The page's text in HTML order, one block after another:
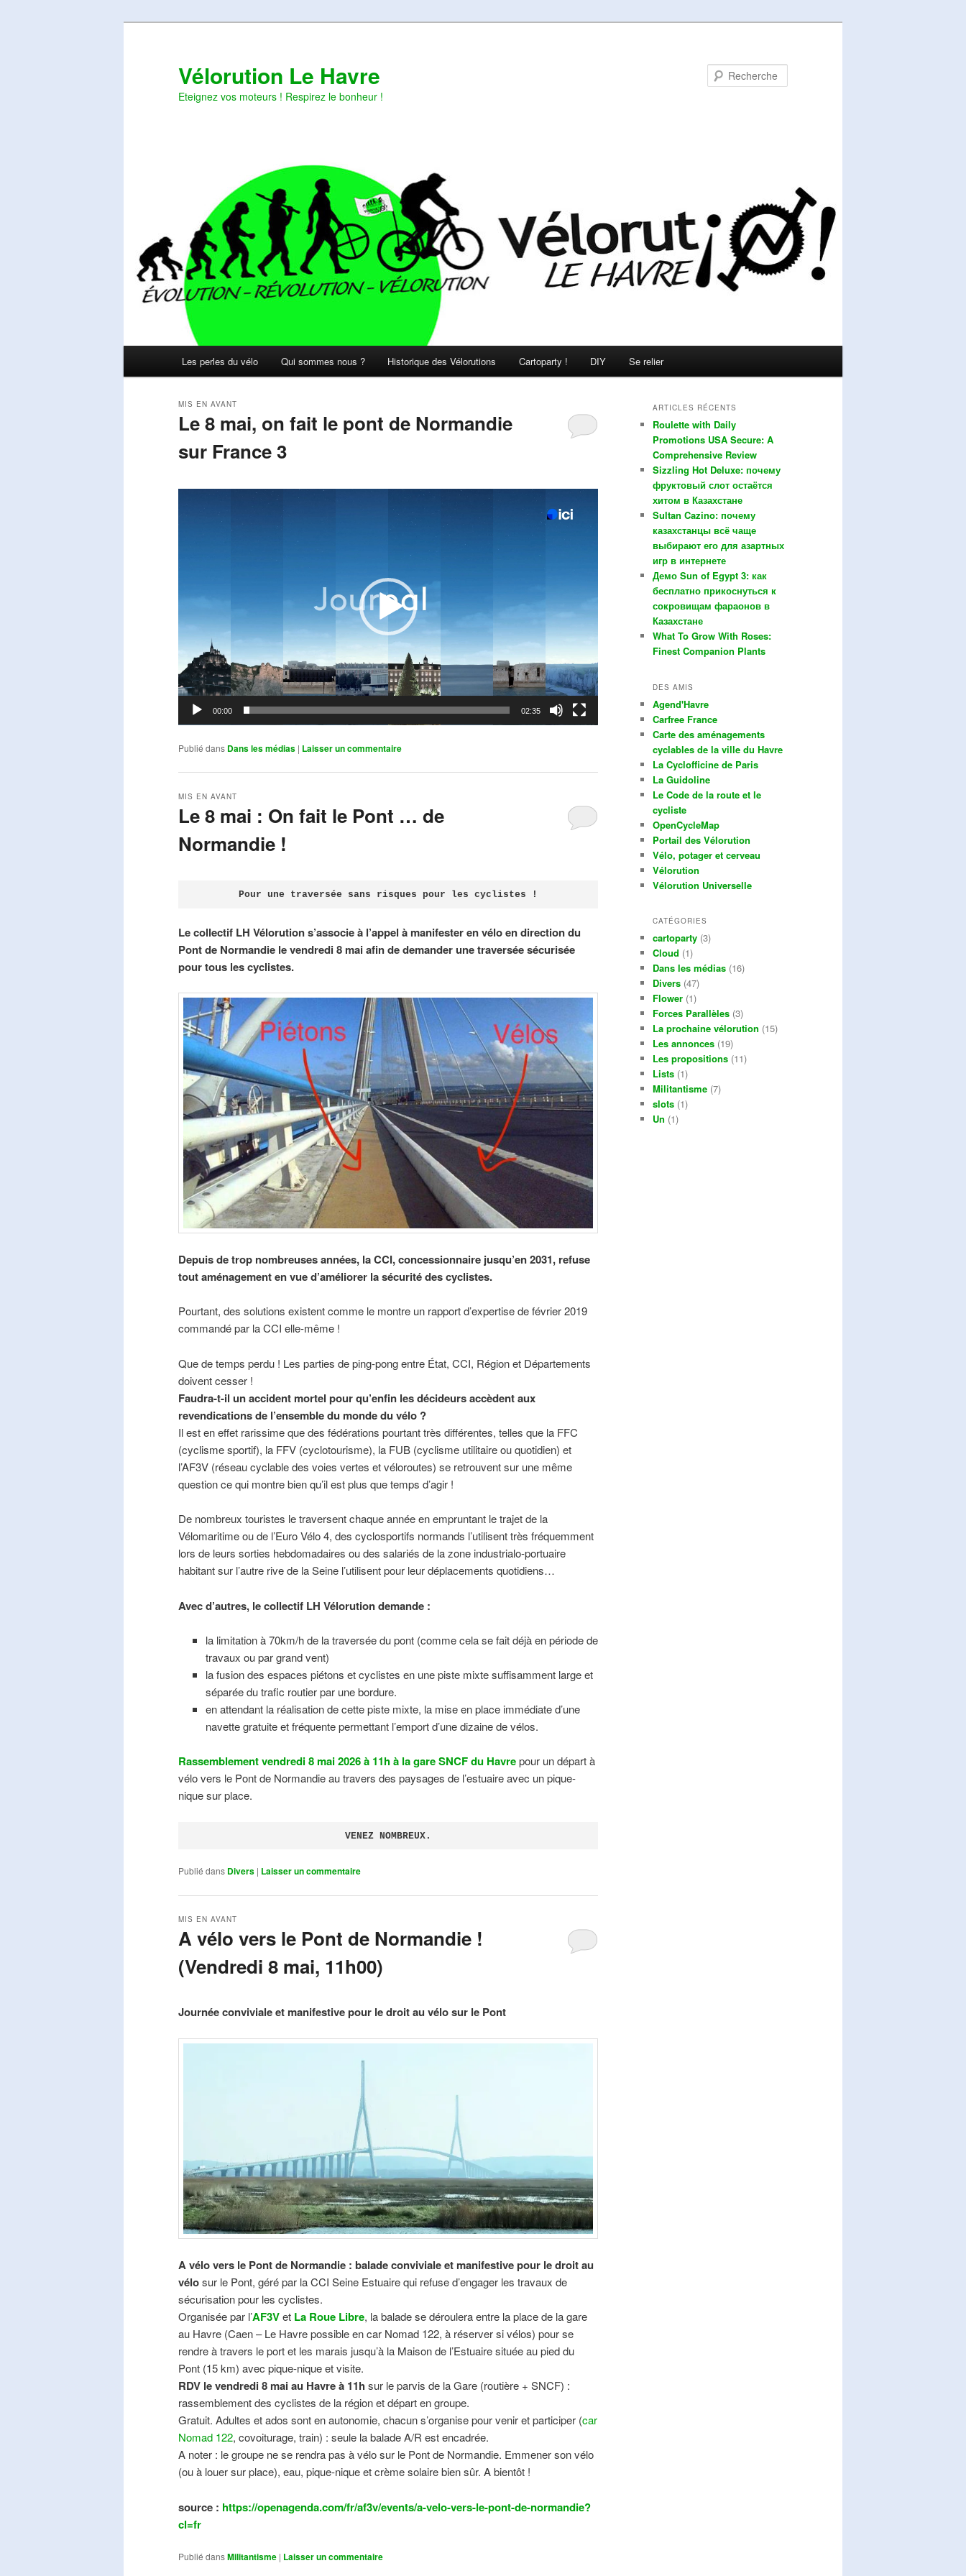
Vélorution Le Havre
Eteignez vos moteurs ! Respirez le bonheur !
Les perles du vélo Qui sommes nous ? Historique des Vélorutions Cartoparty ! DIY Se relier
Le 8 mai, on fait le pont de Normandie
sur France 3
MIS EN AVANT
00:00 02:35
Publié dans Dans les médias | Laisser un commentaire
Le 8 mai : On fait le Pont … de
Normandie !
MIS EN AVANT
Pour une traversée sans risques pour les cyclistes !
Le collectif LH Vélorution s’associe à l’appel à manifester en vélo en direction du
Pont de Normandie le vendredi 8 mai afin de demander une traversée sécurisée
pour tous les cyclistes.
Depuis de trop nombreuses années, la CCI, concessionnaire jusqu’en 2031, refuse
tout aménagement en vue d’améliorer la sécurité des cyclistes.
Pourtant, des solutions existent comme le montre un rapport d’expertise de février 2019
commandé par la CCI elle-même !
Que de temps perdu ! Les parties de ping-pong entre État, CCI, Région et Départements
doivent cesser !
Faudra-t-il un accident mortel pour qu’enfin les décideurs accèdent aux
revendications de l’ensemble du monde du vélo ?
Il est en effet rarissime que des fédérations pourtant très différentes, telles que la FFC
(cyclisme sportif), la FFV (cyclotourisme), la FUB (cyclisme utilitaire ou quotidien) et
l’AF3V (réseau cyclable des voies vertes et véloroutes) se retrouvent sur une même
question ce qui montre bien qu’il est plus que temps d’agir !
De nombreux touristes le traversent chaque année en empruntant le trajet de la
Vélomaritime ou de l’Euro Vélo 4, des cyclosportifs normands l’utilisent très fréquemment
lors de leurs sorties hebdomadaires ou des salariés de la zone industrialo-portuaire
habitant sur l’autre rive de la Seine l’utilisent pour leur déplacements quotidiens…
Avec d’autres, le collectif LH Vélorution demande :
la limitation à 70km/h de la traversée du pont (comme cela se fait déjà en période de
travaux ou par grand vent)
la fusion des espaces piétons et cyclistes en une piste mixte suffisamment large et
séparée du trafic routier par une bordure.
en attendant la réalisation de cette piste mixte, la mise en place immédiate d’une
navette gratuite et fréquente permettant l’emport d’une dizaine de vélos.
Rassemblement vendredi 8 mai 2026 à 11h à la gare SNCF du Havrepour un départ à
vélo vers le Pont de Normandie au travers des paysages de l’estuaire avec un pique-
nique sur place.
VENEZ NOMBREUX.
Publié dans Divers | Laisser un commentaire
A vélo vers le Pont de Normandie !
(Vendredi 8 mai, 11h00)
MIS EN AVANT
Journée conviviale et manifestive pour le droit au vélo sur le Pont
A vélo vers le Pont de Normandie : balade conviviale et manifestivepour le droit au
vélosur le Pont, géré par la CCI Seine Estuaire qui refuse d’engager les travaux de
sécurisation pour les cyclistes.
Organisée par l’AF3Vet La Roue Libre, la balade se déroulera entre la place de la gare
au Havre (Caen – Le Havre possible en car Nomad 122, à réserver si vélos) pour se
rendre à travers le port et les marais jusqu’à la Maison de l’Estuaire située au pied du
Pont (15 km) avec pique-nique et visite.
RDV le vendredi 8 mai au Havre à 11h sur le parvis de la Gare (routière + SNCF) :
rassemblement des cyclistes de la région et départ en groupe.
Gratuit. Adultes et ados sont en autonomie, chacun s’organise pour venir et participer (car
Nomad 122, covoiturage, train) : seule la balade A/R est encadrée.
A noter : le groupe ne se rendra pas à vélo sur le Pont de Normandie. Emmener son vélo
(ou à louer sur place), eau, pique-nique et crème solaire bien sûr. A bientôt !
source : https://openagenda.com/fr/af3v/events/a-velo-vers-le-pont-de-normandie?
cl=fr
Publié dansMilitantisme | Laisser un commentaire
ARTICLES RÉCENTS
Roulette with Daily
Promotions USA Secure: A
Comprehensive Review
Sizzling Hot Deluxe: почему
фруктовый слот остаётся
хитом в Казахстане
Sultan Cazino: почему
казахстанцы всё чаще
выбирают его для азартных
игр в интернете
Демо Sun of Egypt 3: как
бесплатно прикоснуться к
сокровищам фараонов в
Казахстане
What To Grow With Roses:
Finest Companion Plants
DES AMIS
Agend'Havre
Carfree France
Carte des aménagements
cyclables de la ville du Havre
La Cyclofficine de Paris
La Guidoline
Le Code de la route et le
cycliste
OpenCycleMap
Portail des Vélorution
Vélo, potager et cerveau
Vélorution
Vélorution Universelle
CATÉGORIES
cartoparty (3)
Cloud (1)
Dans les médias (16)
Divers (47)
Flower (1)
Forces Parallèles (3)
La prochaine vélorution (15)
Les annonces (19)
Les propositions (11)
Lists (1)
Militantisme (7)
slots (1)
Un (1)